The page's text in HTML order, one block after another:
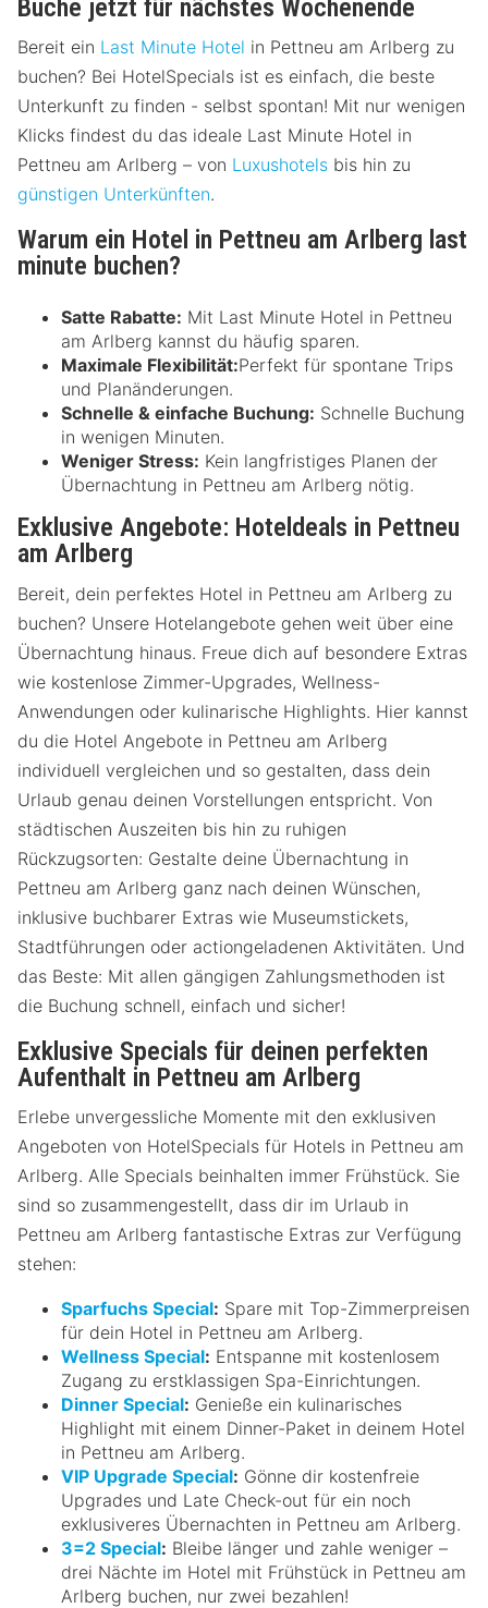
Buche jetzt für nächstes Wochenende
Bereit ein Last Minute Hotel in Pettneu am Arlberg zu
buchen? Bei HotelSpecials ist es einfach, die beste
Unterkunft zu finden - selbst spontan! Mit nur wenigen
Klicks findest du das ideale Last Minute Hotel in
Pettneu am Arlberg – von Luxushotels bis hin zu
günstigen Unterkünften.
Warum ein Hotel in Pettneu am Arlberg last
minute buchen?
Satte Rabatte: Mit Last Minute Hotel in Pettneu
am Arlberg kannst du häufig sparen.
Maximale Flexibilität:Perfekt für spontane Trips
und Planänderungen.
Schnelle & einfache Buchung: Schnelle Buchung
in wenigen Minuten.
Weniger Stress: Kein langfristiges Planen der
Übernachtung in Pettneu am Arlberg nötig.
Exklusive Angebote: Hoteldeals in Pettneu
am Arlberg
Bereit, dein perfektes Hotel in Pettneu am Arlberg zu
buchen? Unsere Hotelangebote gehen weit über eine
Übernachtung hinaus. Freue dich auf besondere Extras
wie kostenlose Zimmer-Upgrades, Wellness-
Anwendungen oder kulinarische Highlights. Hier kannst
du die Hotel Angebote in Pettneu am Arlberg
individuell vergleichen und so gestalten, dass dein
Urlaub genau deinen Vorstellungen entspricht. Von
städtischen Auszeiten bis hin zu ruhigen
Rückzugsorten: Gestalte deine Übernachtung in
Pettneu am Arlberg ganz nach deinen Wünschen,
inklusive buchbarer Extras wie Museumstickets,
Stadtführungen oder actiongeladenen Aktivitäten. Und
das Beste: Mit allen gängigen Zahlungsmethoden ist
die Buchung schnell, einfach und sicher!
Exklusive Specials für deinen perfekten
Aufenthalt in Pettneu am Arlberg
Erlebe unvergessliche Momente mit den exklusiven
Angeboten von HotelSpecials für Hotels in Pettneu am
Arlberg. Alle Specials beinhalten immer Frühstück. Sie
sind so zusammengestellt, dass dir im Urlaub in
Pettneu am Arlberg fantastische Extras zur Verfügung
stehen:
Sparfuchs Special: Spare mit Top-Zimmerpreisen
für dein Hotel in Pettneu am Arlberg.
Wellness Special: Entspanne mit kostenlosem
Zugang zu erstklassigen Spa-Einrichtungen.
Dinner Special: Genieße ein kulinarisches
Highlight mit einem Dinner-Paket in deinem Hotel
in Pettneu am Arlberg.
VIP Upgrade Special: Gönne dir kostenfreie
Upgrades und Late Check-out für ein noch
exklusiveres Übernachten in Pettneu am Arlberg.
3=2 Special: Bleibe länger und zahle weniger –
drei Nächte im Hotel mit Frühstück in Pettneu am
Arlberg buchen, nur zwei bezahlen!